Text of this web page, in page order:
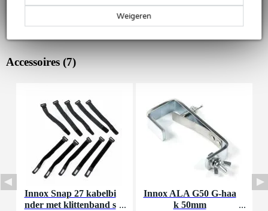
Weigeren
Accessoires (7)
Innox Snap 27 kabelbi
nder met klittenband s
Innox ALA G50 G-haa
k 50mm